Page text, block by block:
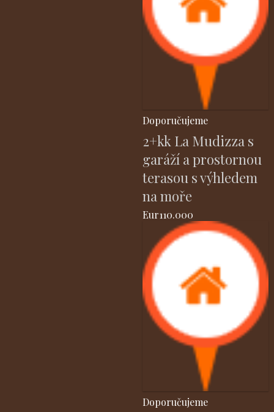
Doporučujeme
2+kk La Mudizza s
garáží a prostornou
terasou s výhledem
na moře
Eur110.000
Doporučujeme